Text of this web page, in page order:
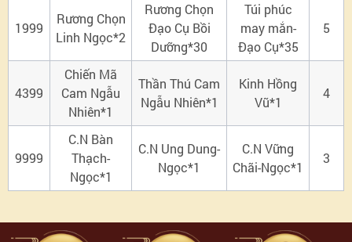
1999
Rương Chọn
Linh Ngọc*2
Rương Chọn
Đạo Cụ Bồi
Dưỡng*30
Túi phúc
may mắn-
Đạo Cụ*35
5
4399
Chiến Mã
Cam Ngẫu
Nhiên*1
Thần Thú Cam
Ngẫu Nhiên*1
Kinh Hồng
Vũ*1
4
9999
C.N Bàn
Thạch-
Ngọc*1
C.N Ung Dung-
Ngọc*1
C.N Vững
Chãi-Ngọc*1
3